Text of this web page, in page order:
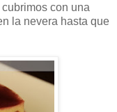
con una
la nevera hasta que